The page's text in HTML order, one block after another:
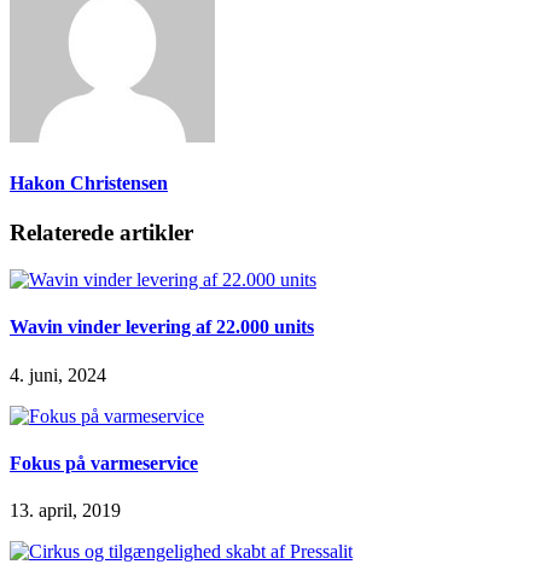
Hakon Christensen
Relaterede artikler
Wavin vinder levering af 22.000 units
4. juni, 2024
Fokus på varmeservice
13. april, 2019